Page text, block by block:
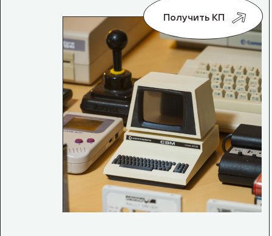
Получить КП